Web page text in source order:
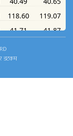
RD
डटकम